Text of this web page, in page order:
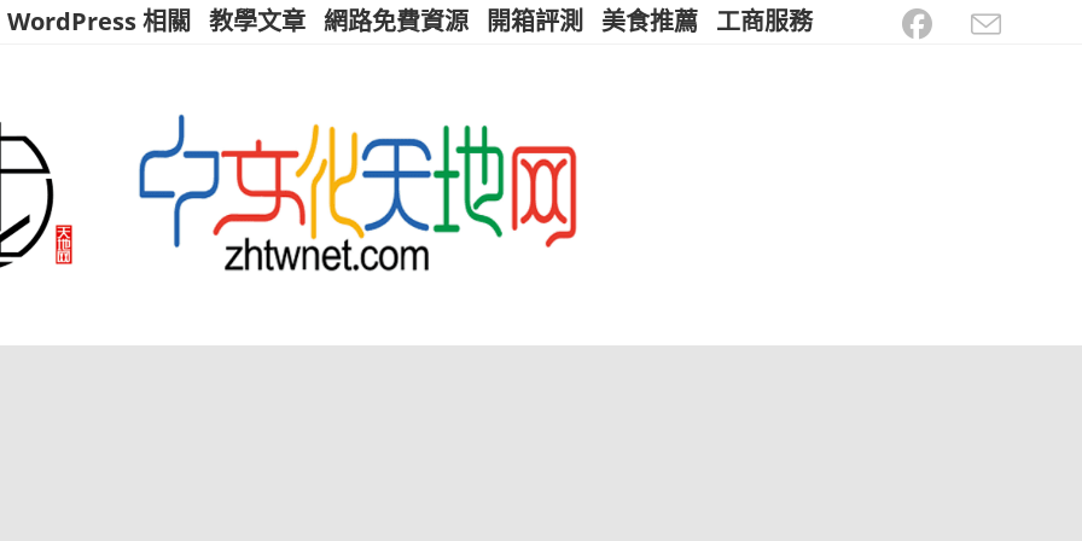
WordPress 相關 教學文章 網路免費資源 開箱評測 美食推薦 工商服務